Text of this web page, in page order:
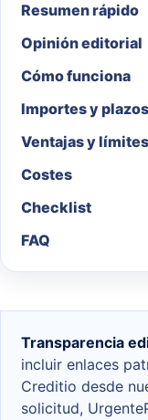
Resumen rápido
Opinión editorial
Cómo funciona
Importes y plazos
Ventajas y límites
Costes
Checklist
FAQ
Transparencia
incluir enlaces
Creditio desde
solicitud,